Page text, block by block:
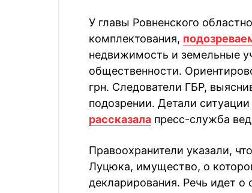
У главы Ровненского
комплектования,
недвижимость и земельные
общественности.
грн. Следователи ГБР,
подозрении. Детали
рассказала пресс-служба
Правоохранители указали,
Луцюка, имущество, о
декларирования. Речь идет